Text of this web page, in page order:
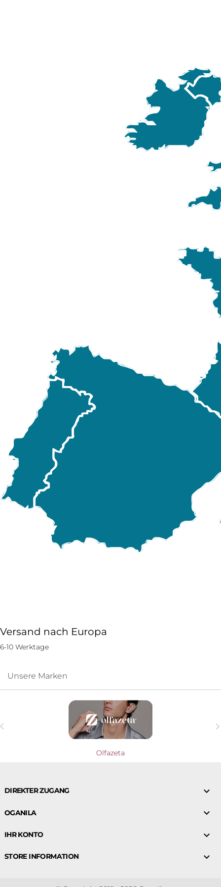
Versand nach Europa
6-10 Werktage
Unsere Marken
Olfazeta
DIREKTER ZUGANG 
OGANILA 
IHR KONTO 
STORE INFORMATION 